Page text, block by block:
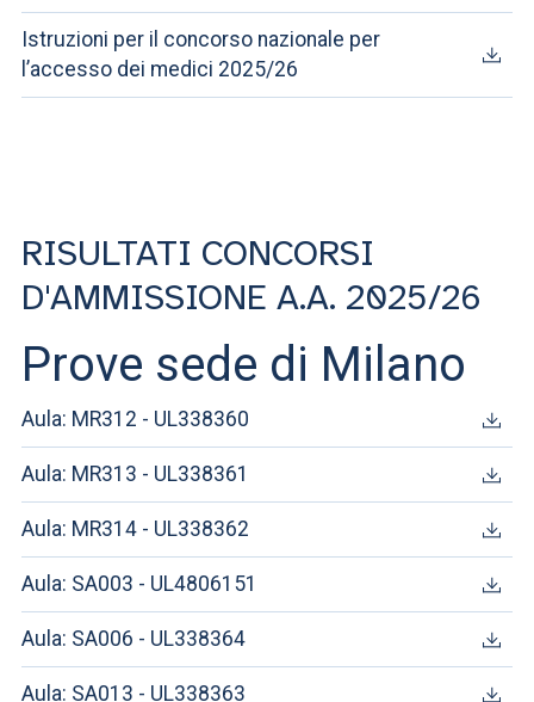
Istruzioni per il concorso nazionale per
l’accesso dei medici 2025/26
RISULTATI CONCORSI
D'AMMISSIONE A.A. 2025/26
Prove sede di Milano
Aula: MR312 - UL338360
Aula: MR313 - UL338361
Aula: MR314 - UL338362
Aula: SA003 - UL4806151
Aula: SA006 - UL338364
Aula: SA013 - UL338363